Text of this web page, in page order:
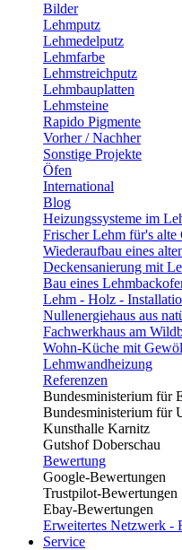
Bilder
Lehmputz
Lehmedelputz
Lehmfarbe
Lehmstreichputz
Lehmbauplatten
Lehmsteine
Rapido Pigmente
Vorher / Nachher
Sonstige Projekte
Öfen
International
Blog
Heizungssysteme im
Frischer Lehm für's alte
Wiederaufbau eines
Deckensanierung mit
Bau eines
Lehm - Holz -
Nullenergiehaus aus
Fachwerkhaus am
Wohn-Küche mit
Lehmwandheizung
Referenzen
Bundesministerium für
Bundesministerium für
Kunsthalle Karnitz
Gutshof Doberschau
Bewertung
Google-Bewertungen
Trustpilot-Bewertungen
Ebay-Bewertungen
Erweitertes Netzwerk -
Service